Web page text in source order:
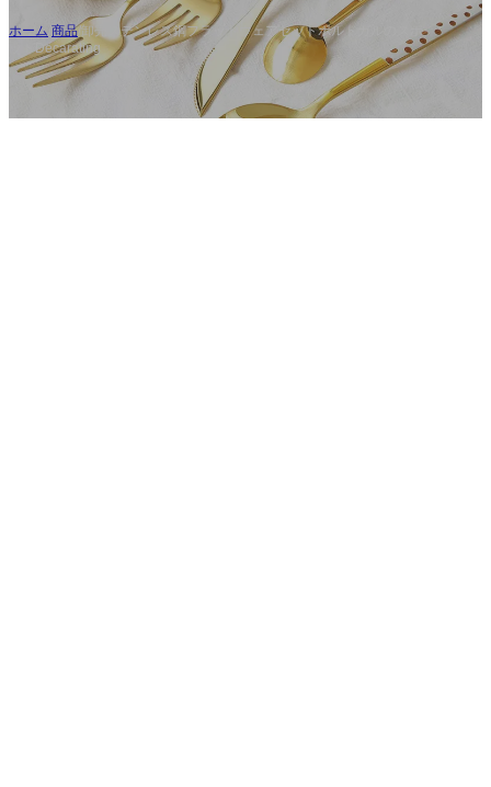
ホーム 商品/卸売ステンレス鋼フラットウェアセットポルトガルのスポ
ットDecarating